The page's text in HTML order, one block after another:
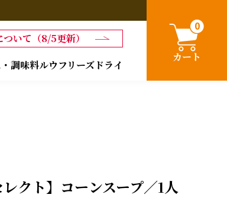
いて（8/5更新）
調味料ルウフリーズドライ
0
カート
レクト】コーンスープ／1人